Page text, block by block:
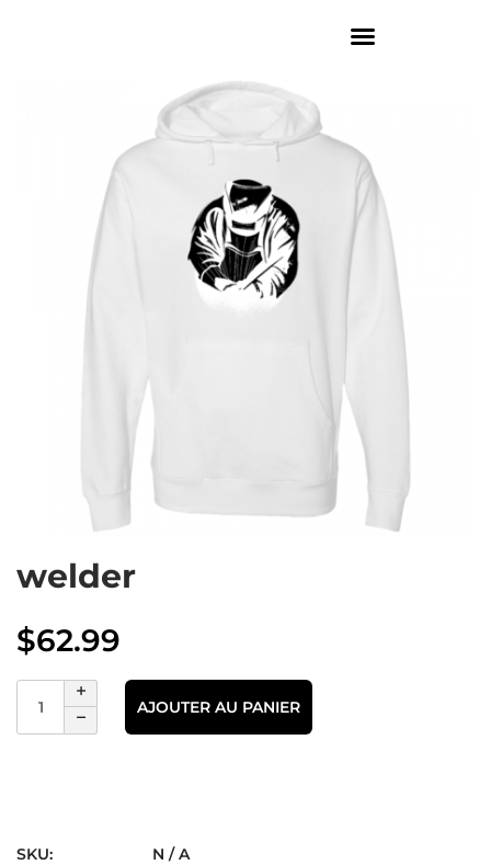
welder
$62.99
AJOUTER AU PANIER
SKU:
N / A